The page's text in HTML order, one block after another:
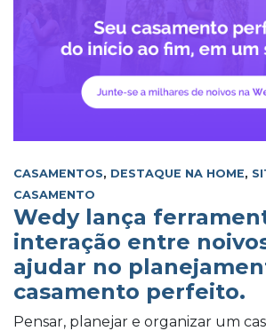
CASAMENTOS, DESTAQUE NA HOME,
CASAMENTO
Wedy lança
interação entre
ajudar no
casamento perfeito.
Pensar, planejar e organizar um